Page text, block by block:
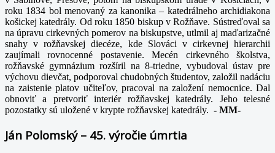
roku 1834 bol menovaný za kanonika – katedrálneho archidiakona
košickej katedrály. Od roku 1850 biskup v Rožňave. Sústreďoval sa
na úpravu cirkevných pomerov na biskupstve, utlmil aj maďarizačné
snahy v rožňavskej diecéze, kde Slováci v cirkevnej hierarchii
zaujímali rovnocenné postavenie. Mecén cirkevného školstva,
rožňavské gymnázium rozšíril na 8-triedne, vybudoval ústav pre
výchovu dievčat, podporoval chudobných študentov, založil nadáciu
na zaistenie platov učiteľov, pracoval na založení nemocnice. Dal
obnoviť a pretvoriť interiér rožňavskej katedrály. Jeho telesné
pozostatky sú uložené v krypte rožňavskej katedrály. - MM-
Ján Polomský – 45. výročie úmrtia